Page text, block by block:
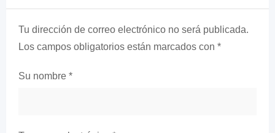
Tu dirección de correo electrónico no será publicada.
Los campos obligatorios están marcados con *
Su nombre *